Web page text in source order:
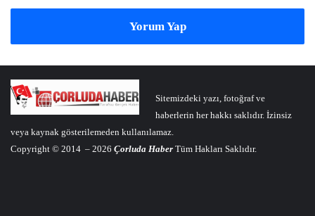
Yorum Yap
Sitemizdeki yazı, fotoğraf ve
haberlerin her hakkı saklıdır. İzinsiz
veya kaynak gösterilemeden kullanılamaz.
Copyright © 2014 – 2026 Çorluda Haber Tüm Hakları Saklıdır.